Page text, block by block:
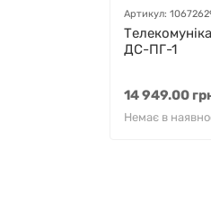
Артикул:
ДС-ПГ-1
14 949.00
Немає в